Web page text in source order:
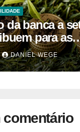
da banca a
para as
climáticas
DANIEL WEGE
comentário